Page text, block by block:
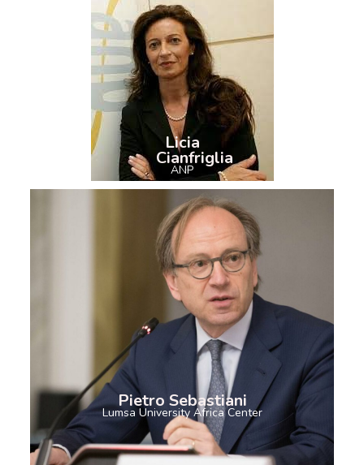
Licia
Cianfriglia
ANP
Pietro Sebastiani
Lumsa University Africa Center